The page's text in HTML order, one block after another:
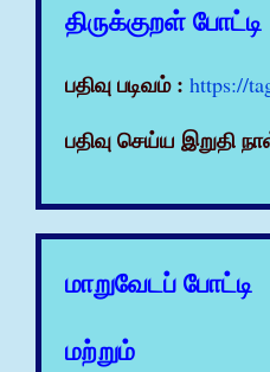
திருக்குறள் போட்டி
பதிவு படிவம் : https://
பதிவு செய்ய இறுதி
மாறுவேடப் போட்டி
மற்றும்